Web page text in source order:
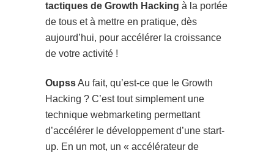
tactiques de Growth Hacking à la portée
de tous et à mettre en pratique, dès
aujourd’hui, pour accélérer la croissance
de votre activité !
OupssAu fait, qu’est-ce que le Growth
Hacking ? C’est tout simplement une
technique webmarketing permettant
d’accélérer le développement d’une start-
up. En un mot, un « accélérateur de